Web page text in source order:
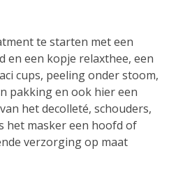
ampul.
te starten met een
en een kopje relaxthee, een
cups, peeling onder stoom,
pakking en ook hier een
het decolleté, schouders,
het masker een hoofd of
verzorging op maat